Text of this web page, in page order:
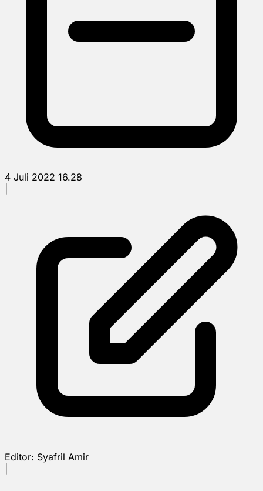
4 Juli 2022 16.28
Editor: Syafril Amir